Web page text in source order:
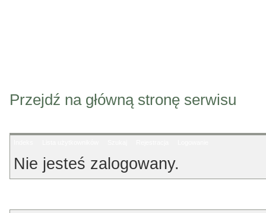
Przejdź na główną stronę serwisu
Nie jesteś zalogowany.